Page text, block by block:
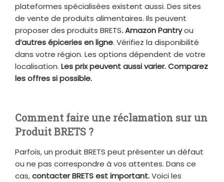
plateformes spécialisées existent aussi. Des sites
de vente de produits alimentaires. Ils peuvent
proposer des produits BRETS. Amazon Pantryou
d’autres épiceries en ligne. Vérifiez la disponibilité
dans votre région. Les options dépendent de votre
localisation. Les prix peuvent aussi varier. Comparez
les offres si possible.
Comment faire une réclamation sur un
Produit BRETS ?
Parfois, un produit BRETS peut présenter un défaut
ou ne pas correspondre à vos attentes. Dans ce
cas,contacter BRETS est important.Voici les